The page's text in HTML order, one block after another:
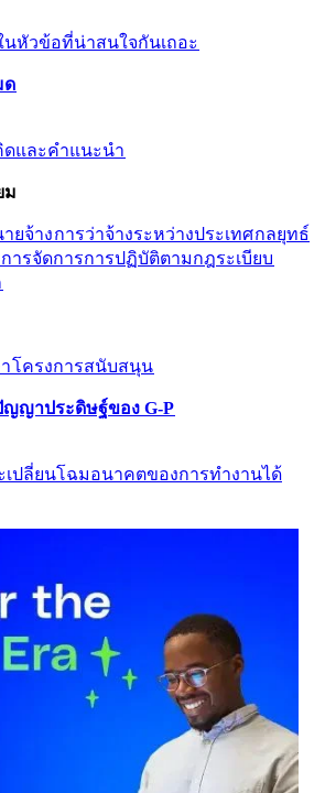
หัวข้อที่น่าสนใจกันเถอะ​​
ด​​
และคำแนะนำ​​
ม​​
ยจ้าง​​การว่าจ้างระหว่างประเทศ​​กลยุทธ์
การจัดการการปฏิบัติตามกฎระเบียบ​​
โครงการสนับสนุน​​
ญาประดิษฐ์ของ G-P​​
ปลี่ยนโฉมอนาคตของการทำงานได้